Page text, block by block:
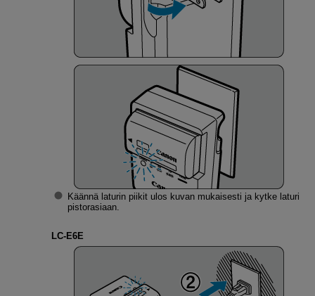
Käännä laturin piikit ulos kuvan mukaisesti ja kytke laturi
pistorasiaan.
LC-E6E